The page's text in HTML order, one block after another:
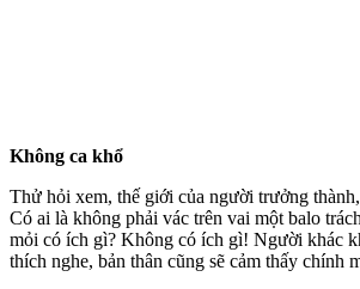
Không ca khổ
Thử hỏi xem, thế giới của người trưởng
Có ai là không phải vác trên vai một balo
mỏi có ích gì? Không có ích gì! Người khác
thích nghe, bản thân cũng sẽ cảm thấy chính